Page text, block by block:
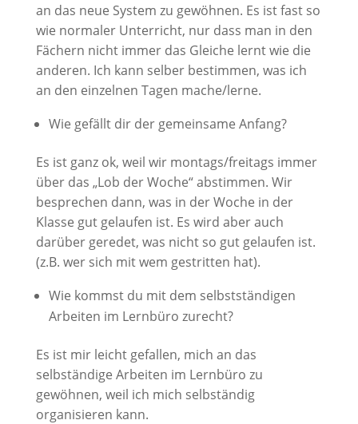
an das neue System zu gewöhnen. Es ist fast so
wie normaler Unterricht, nur dass man in den
Fächern nicht immer das Gleiche lernt wie die
anderen. Ich kann selber bestimmen, was ich
an den einzelnen Tagen mache/lerne.
Wie gefällt dir der gemeinsame Anfang?
Es ist ganz ok, weil wir montags/freitags immer
über das „Lob der Woche“ abstimmen. Wir
besprechen dann, was in der Woche in der
Klasse gut gelaufen ist. Es wird aber auch
darüber geredet, was nicht so gut gelaufen ist.
(z.B. wer sich mit wem gestritten hat).
Wie kommst du mit dem selbstständigen
Arbeiten im Lernbüro zurecht?
Es ist mir leicht gefallen, mich an das
selbständige Arbeiten im Lernbüro zu
gewöhnen, weil ich mich selbständig
organisieren kann.